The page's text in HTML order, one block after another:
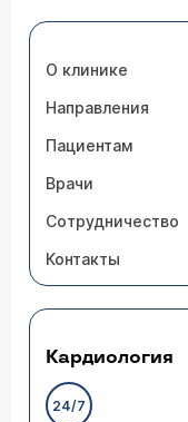
О клинике
Направления
Пациентам
Врачи
Сотрудничество
Контакты
Кардиология
24/7